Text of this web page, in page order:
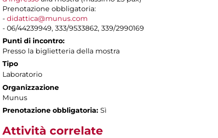
Prenotazione obbligatoria:
- didattica@munus.com
- 06/44239949, 333/9533862, 339/2990169
Punti di incontro:
Presso la biglietteria della mostra
Tipo
Laboratorio
Organizzazione
Munus
Prenotazione obbligatoria: Sì
Attività correlate